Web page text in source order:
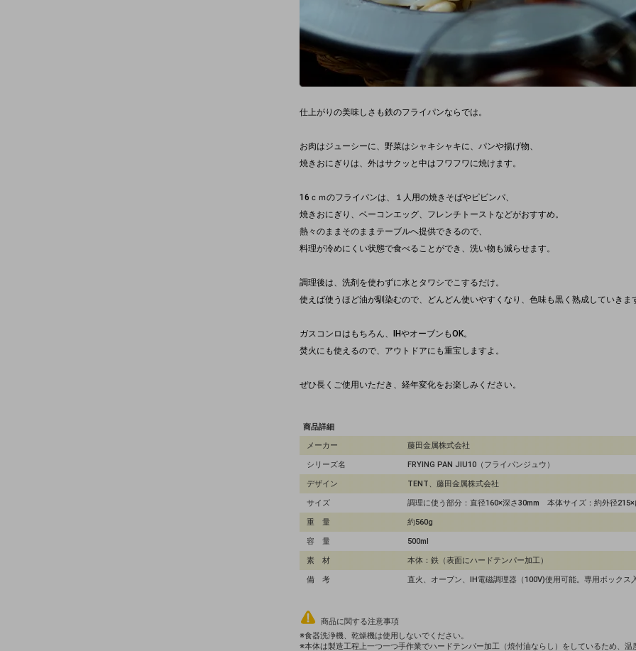
仕上がりの美味しさも鉄のフライパンならでは。
お肉はジューシーに、野菜はシャキシャキに、パンや揚げ物、
焼きおにぎりは、外はサクッと中はフワフワに焼けます。
16ｃｍのフライパンは、１人用の焼きそばやピビンパ、
焼きおにぎり、ベーコンエッグ、フレンチトーストなどがおすすめ。
熱々のままそのままテーブルへ提供できるので、
料理が冷めにくい状態で食べることができ、洗い物も減らせます。
調理後は、洗剤を使わずに水とタワシでこするだけ。
使えば使うほど油が馴染むので、どんどん使いやすくなり、色味も黒く熟成していきま
ガスコンロはもちろん、IHやオーブンもOK。
焚火にも使えるので、アウトドアにも重宝しますよ。
ぜひ長くご使用いただき、経年変化をお楽しみください。
商品詳細
メーカー
藤田金属株式会社
シリーズ名 FRYING PAN JIU10（フライパンジュウ）
デザイン TENT、藤田金属株式会社
サイズ 調理に使う部分：直径160×深さ30mm 本体サイズ：約外径
重 量 約560g
容 量 500ml
素 材 本体：鉄（表面にハードテンパー加工）
備 考 直火、オーブン、IH電磁調理器（100V)使用可能。専用ボックス
商品に関する注意事項
※食器洗浄機、乾燥機は使用しないでください。
※本体は製造工程上一つ一つ手作業でハードテンパー加工（焼付油ならし）をしているため、